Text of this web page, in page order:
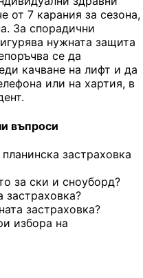
от 7 карания за сезона,
За спорадични
нужната защита
се да
качване на лифт и да
или на хартия, в
въпроси
застраховка
за ски и сноуборд?
застраховка?
застраховка?
избора на